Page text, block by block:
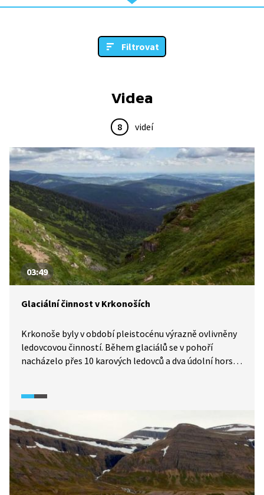
Filtrovat
Videa
8 videí
03:49
Glaciální činnost v Krkonoších
Krkonoše byly v období pleistocénu výrazně ovlivněny
ledovcovou činností. Během glaciálů se v pohoří
nacházelo přes 10 karových ledovců a dva údolní horské
jsou i některé druhy rostlin jakožto glaciální relikty.
diverzitou ve střední Evropě.